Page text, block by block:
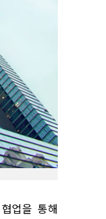
업을 통해